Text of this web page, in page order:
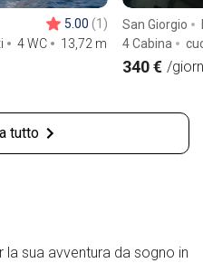
4 WC 13,72 m
5.00 (1) San Giorgio
4 Cabina
340 € /
tutto
la sua avventura da sogno in